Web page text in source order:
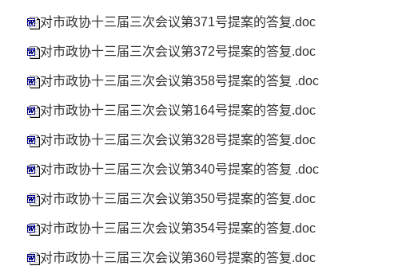
对市政协十三届三次会议第371号提案的答复.doc
对市政协十三届三次会议第372号提案的答复.doc
对市政协十三届三次会议第358号提案的答复 .doc
对市政协十三届三次会议第164号提案的答复.doc
对市政协十三届三次会议第328号提案的答复.doc
对市政协十三届三次会议第340号提案的答复 .doc
对市政协十三届三次会议第350号提案的答复.doc
对市政协十三届三次会议第354号提案的答复.doc
对市政协十三届三次会议第360号提案的答复.doc